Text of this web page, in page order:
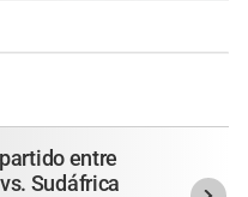
entre
Sudáfrica